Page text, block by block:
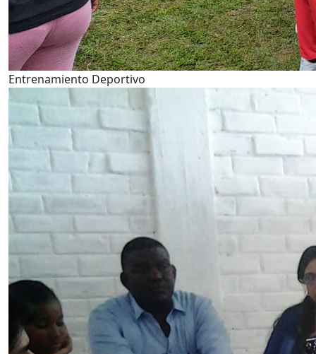
Entrenamiento Deportivo